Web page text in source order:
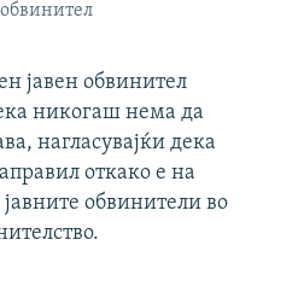
јавен обвинител
никогаш нема да
нагласувајќи дека
откако е на
обвинители во